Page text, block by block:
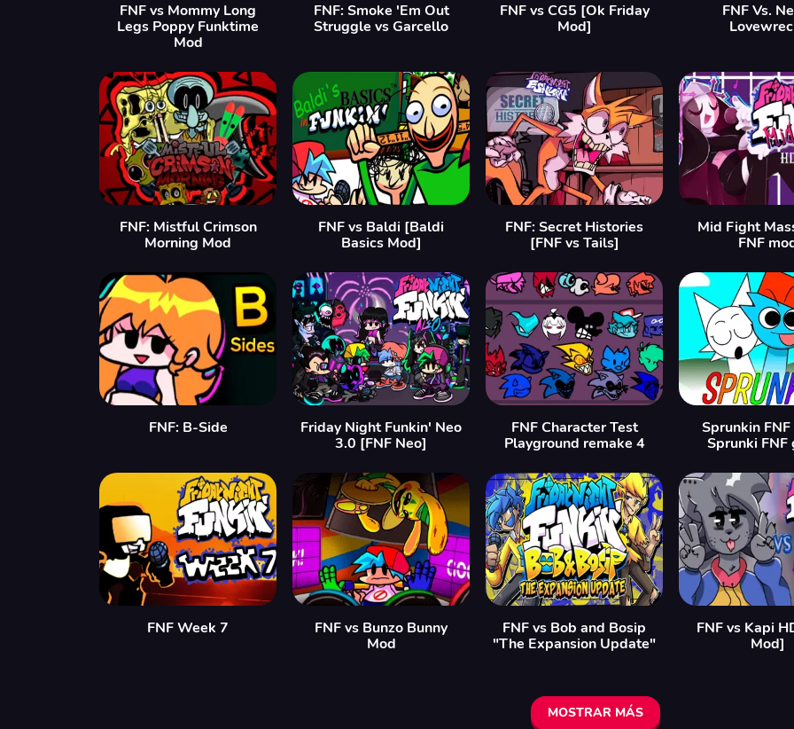
FNF vs Mommy Long
Legs Poppy Funktime
Mod
FNF: Smoke 'Em Out
Struggle vs Garcello
FNF vs CG5 [Ok Friday
Mod]
FNF Vs.
FNF: Mistful Crimson
Morning Mod
FNF vs Baldi [Baldi
Basics Mod]
FNF: Secret Histories
[FNF vs Tails]
Mid Fight
FNF
FNF: B-Side
Friday Night Funkin' Neo
3.0 [FNF Neo]
FNF Character Test
Playground remake 4
Sprunkin
Sprunki FNF
FNF Week 7
FNF vs Bunzo Bunny
Mod
FNF vs Bob and Bosip
"The Expansion Update"
FNF vs Kapi
Mod]
MOSTRAR MÁS